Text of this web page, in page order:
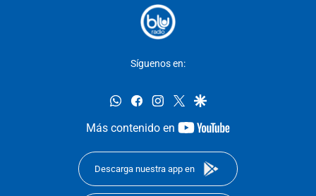
Síguenos en:
whatsappfacebookinstagram
twittergoogle
Más contenido en
youtube-
Descarga nuestra app en